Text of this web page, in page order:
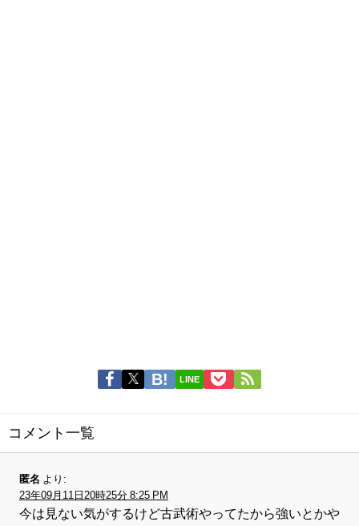
LINE
コメント一覧
匿名 より:
23年09月11日20時25分 8:25 PM
今は見ない気がするけど古武術やってたから強いとかや